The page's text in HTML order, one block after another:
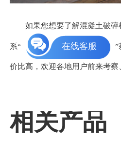
如果您想要了解混凝土破
系“ 在线客服 ”
价比高，欢迎各地用户前来考
相关产品